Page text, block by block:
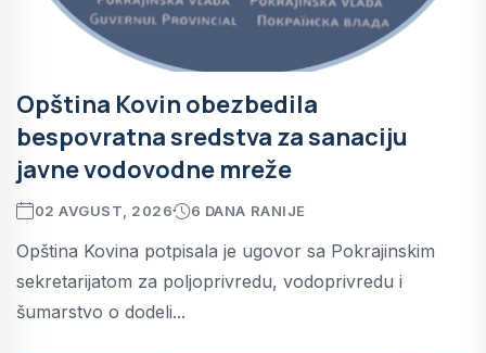
Opština Kovin obezbedila
bespovratna sredstva za sanaciju
javne vodovodne mreže
02 AVGUST, 2026 6 DANA RANIJE
Opština Kovina potpisala je ugovor sa Pokrajinskim
sekretarijatom za poljoprivredu, vodoprivredu i
šumarstvo o dodeli...